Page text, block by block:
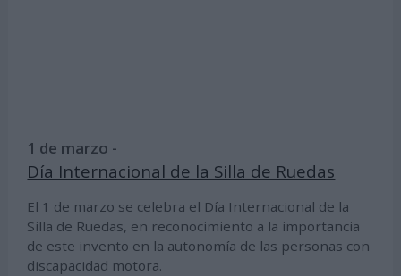
1 de marzo -
Día Internacional de la Silla de Ruedas
El 1 de marzo se celebra el Día Internacional de la
Silla de Ruedas, en reconocimiento a la importancia
de este invento en la autonomía de las personas con
discapacidad motora.